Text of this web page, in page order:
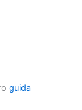
guida